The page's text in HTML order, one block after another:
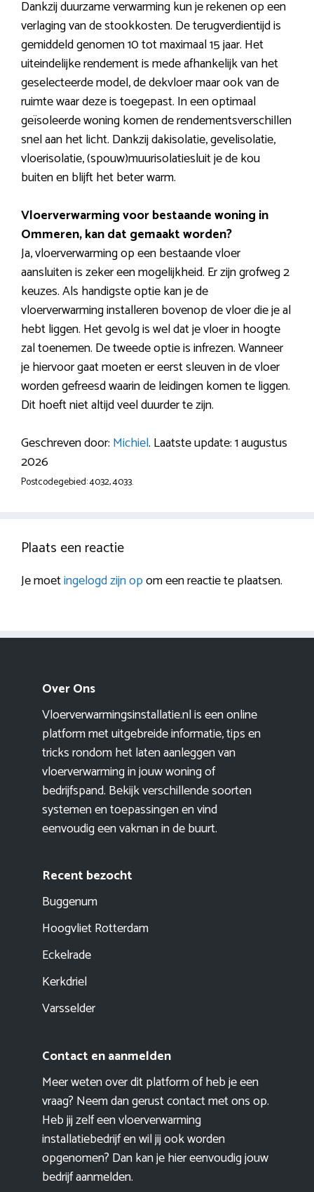
Dankzij duurzame verwarming kun je rekenen op een
verlaging van de stookkosten. De terugverdientijd is
gemiddeld genomen 10 tot maximaal 15 jaar. Het
uiteindelijke rendement is mede afhankelijk van het
geselecteerde model, de dekvloer maar ook van de
ruimte waar deze is toegepast. In een optimaal
geïsoleerde woning komen de rendementsverschillen
snel aan het licht. Dankzij dakisolatie, gevelisolatie,
vloerisolatie, (spouw)muurisolatiesluit je de kou
buiten en blijft het beter warm.
Vloerverwarming voor bestaande woning in
Ommeren, kan dat gemaakt worden?
Ja, vloerverwarming op een bestaande vloer
aansluiten is zeker een mogelijkheid. Er zijn grofweg 2
keuzes. Als handigste optie kan je de
vloerverwarming installeren bovenop de vloer die je al
hebt liggen. Het gevolg is wel dat je vloer in hoogte
zal toenemen. De tweede optie is infrezen. Wanneer
je hiervoor gaat moeten er eerst sleuven in de vloer
worden gefreesd waarin de leidingen komen te liggen.
Dit hoeft niet altijd veel duurder te zijn.
Geschreven door: Michiel. Laatste update: 1 augustus
2026
Postcodegebied: 4032, 4033.
Plaats een reactie
Je moetingelogd zijn opom een reactie te plaatsen.
Over Ons
Vloerverwarmingsinstallatie.nl is een online
platform met uitgebreide informatie, tips en
tricks rondom het laten aanleggen van
vloerverwarming in jouw woning of
bedrijfspand. Bekijk verschillende soorten
systemen en toepassingen en vind
eenvoudig een vakman in de buurt.
Recent bezocht
Buggenum
Hoogvliet Rotterdam
Eckelrade
Kerkdriel
Varsselder
Contact en aanmelden
Meer weten over dit platform of heb je een
vraag? Neem dan gerust contact met ons op.
Heb jij zelf een vloerverwarming
installatiebedrijf en wil jij ook worden
opgenomen? Dan kan je hier eenvoudigjouw
bedrijf aanmelden.